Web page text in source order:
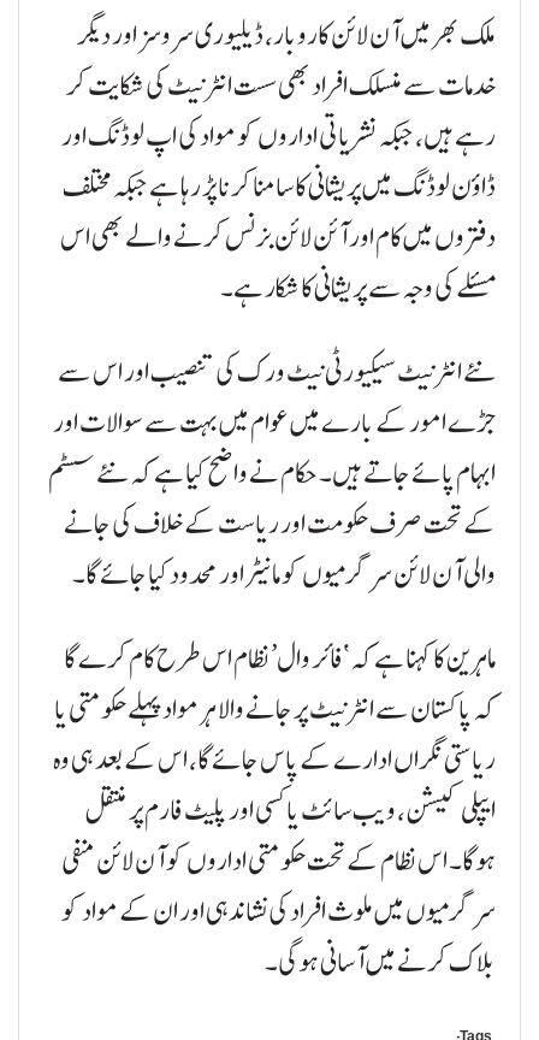
ملک بھر میں آن لائن کاروبار، ڈیلیوری سروسز اور دیگر
خدمات سے منسلک افراد بھی سست انٹرنیٹ کی شکایت کر
رہے ہیں، جبکہ نشریاتی اداروں کو مواد کی اپ لوڈنگ اور
ڈاؤن لوڈنگ میں پریشانی کا سامنا کرنا پڑ رہا ہے جبکہ مختلف
دفتروں میں کام اور آئن لائن بزنس کرنے والے بھی اس
مسئلے کی وجہ سے پریشانی کا شکار ہے۔
نئے انٹرنیٹ سیکیورٹی نیٹ ورک کی تنصیب اور اس سے
جڑے امور کے بارے میں عوام میں بہت سے سوالات اور
ابہام پائے جاتے ہیں۔ حکام نے واضح کیا ہے کہ نئے سسٹم
کے تحت صرف حکومت اور ریاست کے خلاف کی جانے
والی آن لائن سرگرمیوں کو مانیٹر اور محدود کیا جائے گا۔
ماہرین کا کہنا ہے کہ ‘فائر وال’ نظام اس طرح کام کرے گا
کہ پاکستان سے انٹرنیٹ پر جانے والا ہر مواد پہلے حکومتی یا
ریاستی نگراں ادارے کے پاس جائے گا، اس کے بعد ہی وہ
ایپلی کیشن، ویب سائٹ یا کسی اور پلیٹ فارم پر منتقل
ہوگا۔ اس نظام کے تحت حکومتی اداروں کو آن لائن منفی
سرگرمیوں میں ملوث افراد کی نشاندہی اور ان کے مواد کو
بلاک کرنے میں آسانی ہوگی۔
Tags: